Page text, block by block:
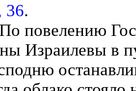
36.
По повелению
Израилевы в